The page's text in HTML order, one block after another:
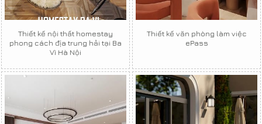
Thiết kế nội thất homestay
phong cách địa trung hải tại Ba
Vì Hà Nội
Thiết kế văn phòng làm việc
ePass